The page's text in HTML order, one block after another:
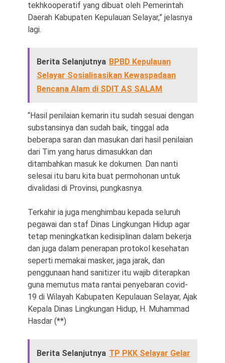
tekhkooperatif yang dibuat oleh Pemerintah
Daerah Kabupaten Kepulauan Selayar,” jelasnya
lagi.
Berita Selanjutnya BPBD Kepulauan
Selayar Sosialisasikan Kewaspadaan
Bencana Alam di SDIT AS SALAM
“Hasil penilaian kemarin itu sudah sesuai dengan
substansinya dan sudah baik, tinggal ada
beberapa saran dan masukan dari hasil penilaian
dari Tim yang harus dimasukkan dan
ditambahkan masuk ke dokumen. Dan nanti
selesai itu baru kita buat permohonan untuk
divalidasi di Provinsi, pungkasnya.
Terkahir ia juga menghimbau kepada seluruh
pegawai dan staf Dinas Lingkungan Hidup agar
tetap meningkatkan kedisiplinan dalam bekerja
dan juga dalam penerapan protokol kesehatan
seperti memakai masker, jaga jarak, dan
penggunaan hand sanitizer itu wajib diterapkan
guna memutus mata rantai penyebaran covid-
19 di Wilayah Kabupaten Kepulauan Selayar, Ajak
Kepala Dinas Lingkungan Hidup, H. Muhammad
Hasdar (**)
Berita Selanjutnya TP PKK Selayar Gelar